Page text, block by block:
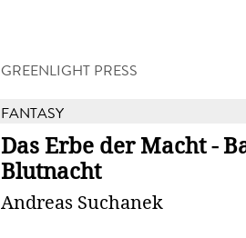
GREENLIGHT PRESS
FANTASY
Das Erbe der Macht -
Blutnacht
Andreas Suchanek